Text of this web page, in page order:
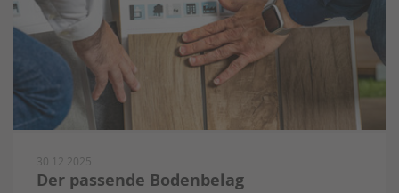
30.12.2025
Der passende Bodenbelag